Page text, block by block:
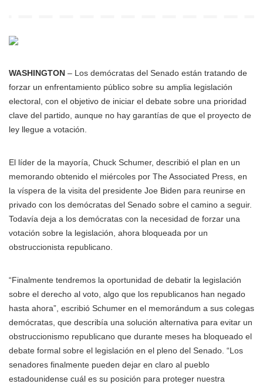
WASHINGTON – Los demócratas del Senado están tratando de
forzar un enfrentamiento público sobre su amplia legislación
electoral, con el objetivo de iniciar el debate sobre una prioridad
clave del partido, aunque no hay garantías de que el proyecto de
ley llegue a votación.
El líder de la mayoría, Chuck Schumer, describió el plan en un
memorando obtenido el miércoles por The Associated Press, en
la víspera de la visita del presidente Joe Biden para reunirse en
privado con los demócratas del Senado sobre el camino a seguir.
Todavía deja a los demócratas con la necesidad de forzar una
votación sobre la legislación, ahora bloqueada por un
obstruccionista republicano.
“Finalmente tendremos la oportunidad de debatir la legislación
sobre el derecho al voto, algo que los republicanos han negado
hasta ahora”, escribió Schumer en el memorándum a sus colegas
demócratas, que describía una solución alternativa para evitar un
obstruccionismo republicano que durante meses ha bloqueado el
debate formal sobre el legislación en el pleno del Senado. “Los
senadores finalmente pueden dejar en claro al pueblo
estadounidense cuál es su posición para proteger nuestra